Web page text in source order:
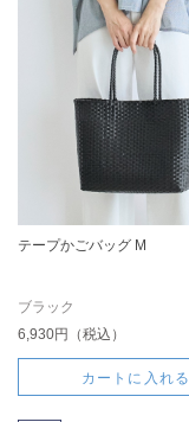
テープかごバッグ M
ブラック
6,930円（税込）
カートに入れる